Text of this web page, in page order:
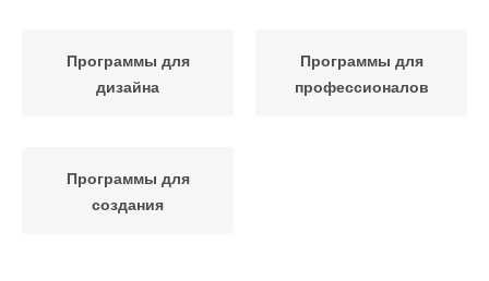
Программы для
дизайна
Программы для
профессионалов
Программы для
создания